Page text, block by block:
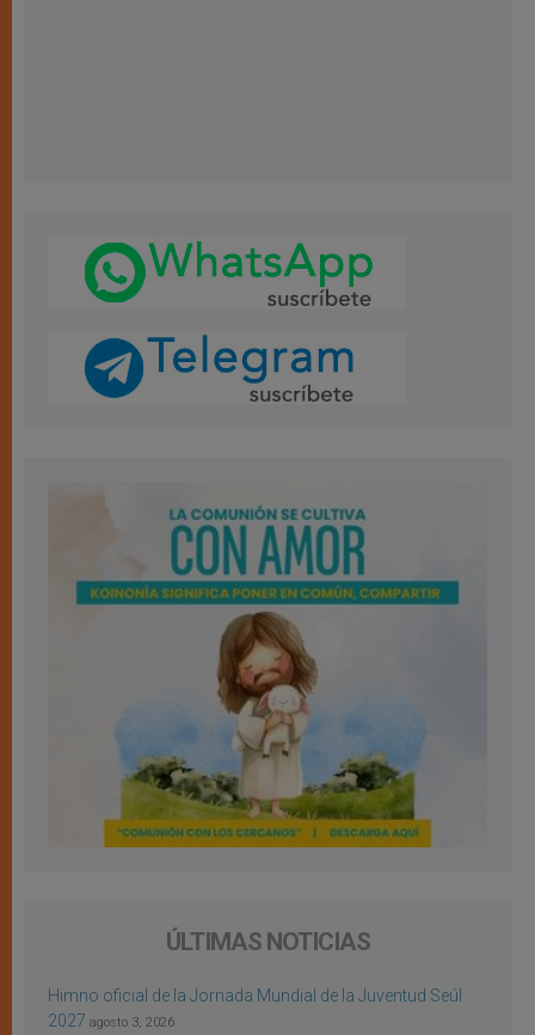
ÚLTIMAS NOTICIAS
Himno oficial de la Jornada Mundial de la Juventud Seúl
2027 agosto 3, 2026